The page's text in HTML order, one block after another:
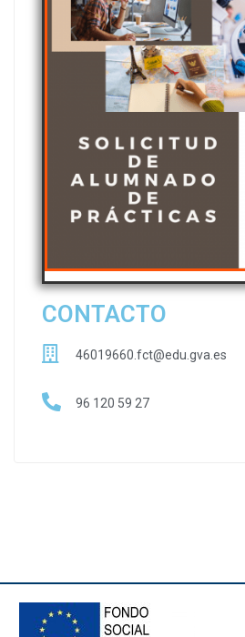
CONTACTO
46019660.fct@edu.gva.es
96 120 59 27